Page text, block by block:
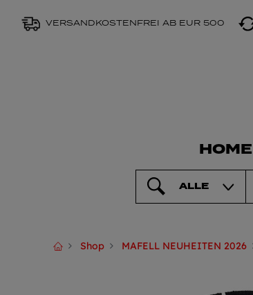
VERSANDKOSTENFREI AB EUR 500
HOME
ALLE
Shop MAFELL NEUHEITEN 2026